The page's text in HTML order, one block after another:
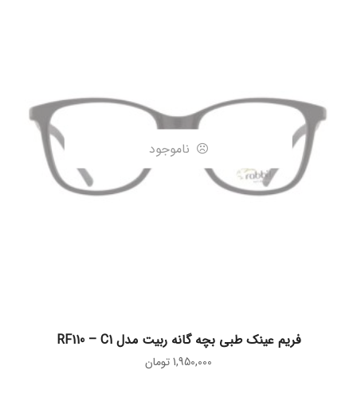
ناموجود
اطلاعات بیشتر
فریم عینک طبی بچه گانه ربیت مدل RF110 – C1
1,950,000تومان